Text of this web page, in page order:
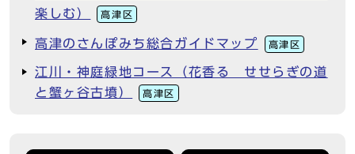
楽しむ）
高津区
高津のさんぽみち総合ガイドマップ 高津区
江川・神庭緑地コース（花香る せせらぎの道
と蟹ヶ谷古墳）
高津区